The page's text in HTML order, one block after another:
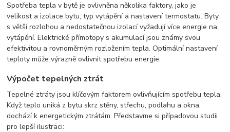
Spotřeba tepla v bytě je ovlivněna několika faktory, jako je
velikost a izolace bytu, typ vytápění a nastavení termostatu. Byty
s větší rozlohou a nedostatečnou izolací vyžadují více energie na
vytápění. Elektrické přímotopy s akumulací jsou známy svou
efektivitou a rovnoměrným rozložením tepla. Optimální nastavení
teploty může výrazně ovlivnit spotřebu energie.
Výpočet tepelných ztrát
Tepelné ztráty jsou klíčovým faktorem ovlivňujícím spotřebu tepla.
Když teplo uniká z bytu skrz stěny, střechu, podlahu a okna,
dochází k energetickým ztrátám. Představme si případovou studii
pro lepší ilustraci: